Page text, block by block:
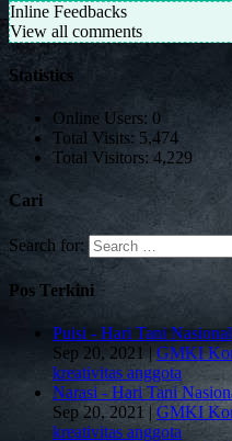
Inline Feedbacks
View all comments
Statistics
Online Users: 0
Total Visits: 5,474
Total Visitors: 4,229
Cari
Search for:
Pos Terkini
Puisi - Hari Tani Nasional
Sep 20, 2021 | GMKI
kreativitas anggota
Narasi - Hari Tani
Sep 20, 2021 | GMKI
kreativitas anggota